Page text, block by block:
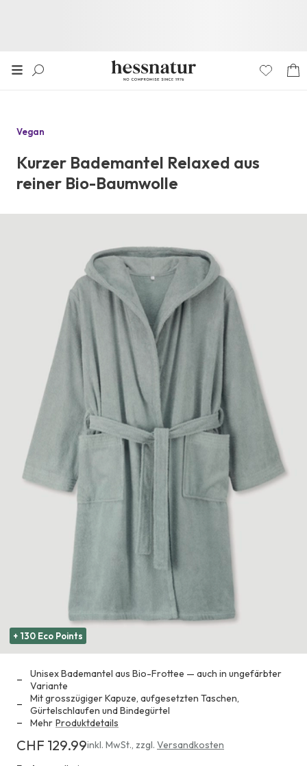
+ 130 Eco Points
Vegan
Kurzer Bademantel Relaxed aus
reiner Bio-Baumwolle
Unisex Bademantel aus Bio-Frottee — auch in ungefärbter
Variante
Mit grosszügiger Kapuze, aufgesetzten Taschen,
Gürtelschlaufen und Bindegürtel
Mehr Produktdetails
Erhältlich
CHF 129.99inkl. MwSt., zzgl. Versandkosten